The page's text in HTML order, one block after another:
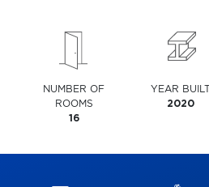
NUMBER OF
ROOMS
16
YEAR BUILT
2020